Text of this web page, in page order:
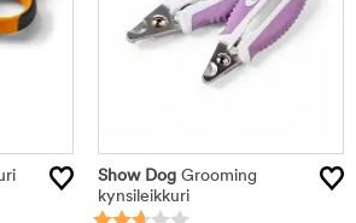
Show Dog Grooming
kynsileikkuri